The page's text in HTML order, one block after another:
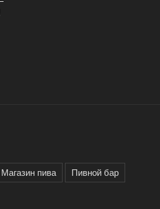
Магазин пива
Пивной бар